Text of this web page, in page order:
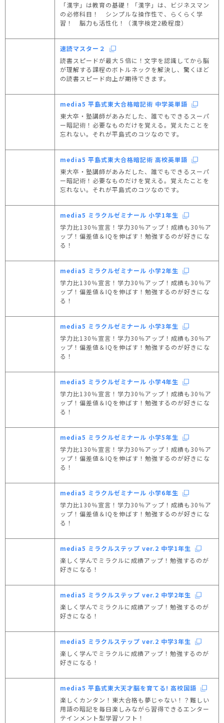
「漢字」は教育の基礎！「漢字」は、ビジネスマン
の必修科目！ シンプルな操作性で、らくらく学
習！ 脳力も活性化！（漢字検定2級程度）
速読マスター２
読書スピードが最大５倍に！文字を認識してから脳
が理解する課程のボトルネックを解決し、驚くほど
の読書スピード向上が期待できます。
media5 平島式東大合格暗記術 中学英単語
東大卒・塾講師があみだした、誰でもできるスーパ
ー暗記術！必要なものだけを覚える。覚えたことを
忘れない。それが平島式のコツなのです。
media5 平島式東大合格暗記術 高校英単語
東大卒・塾講師があみだした、誰でもできるスーパ
ー暗記術！必要なものだけを覚える。覚えたことを
忘れない。それが平島式のコツなのです。
media5 ミラクルゼミナール 小学1年生
学力比130％宣言！学力30％アップ！成績も30％ア
ップ！偏差値＆IQを伸ばす！勉強するのが好きにな
る！
media5 ミラクルゼミナール 小学2年生
学力比130％宣言！学力30％アップ！成績も30％ア
ップ！偏差値＆IQを伸ばす！勉強するのが好きにな
る！
media5 ミラクルゼミナール 小学3年生
学力比130％宣言！学力30％アップ！成績も30％ア
ップ！偏差値＆IQを伸ばす！勉強するのが好きにな
る！
media5 ミラクルゼミナール 小学4年生
学力比130％宣言！学力30％アップ！成績も30％ア
ップ！偏差値＆IQを伸ばす！勉強するのが好きにな
る！
media5 ミラクルゼミナール 小学5年生
学力比130％宣言！学力30％アップ！成績も30％ア
ップ！偏差値＆IQを伸ばす！勉強するのが好きにな
る！
media5 ミラクルゼミナール 小学6年生
学力比130％宣言！学力30％アップ！成績も30％ア
ップ！偏差値＆IQを伸ばす！勉強するのが好きにな
る！
media5 ミラクルステップ ver.2 中学1年生
楽しく学んでミラクルに成績アップ！勉強するのが
好きになる！
media5 ミラクルステップ ver.2 中学2年生
楽しく学んでミラクルに成績アップ！勉強するのが
好きになる！
media5 ミラクルステップ ver.2 中学3年生
楽しく学んでミラクルに成績アップ！勉強するのが
好きになる！
media5 平島式東大天才脳を育てる! 高校国語
楽しくカンタン！東大合格も夢じゃない！？難しい
用語の暗記を毎日楽しみながら習得できるエンター
テインメント型学習ソフト！